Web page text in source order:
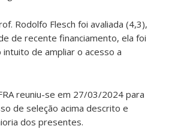
Rodolfo Flesch foi avaliada (4,3),
de recente financiamento, ela foi
de ampliar o acesso a
reuniu-se em 27/03/2024 para
de seleção acima descrito e
dos presentes.